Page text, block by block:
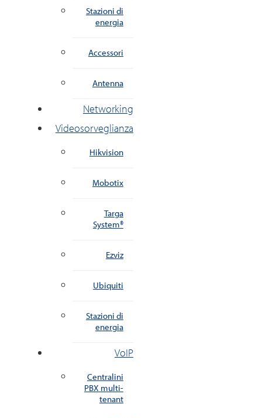
Stazioni di
energia
Accessori
Antenna
Networking
Videosorveglianza
Hikvision
Mobotix
Targa
System®
Ezviz
Ubiquiti
Stazioni di
energia
VoIP
Centralini
PBX multi-
tenant